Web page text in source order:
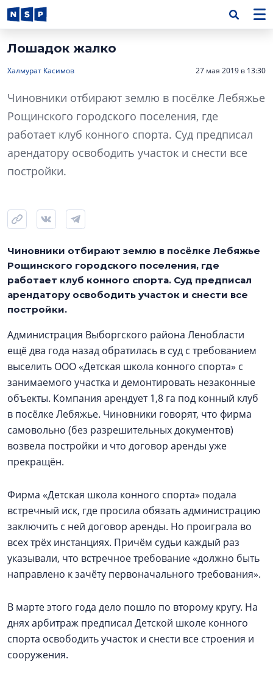
Лошадок жалко
Халмурат Касимов 27 мая 2019 в 13:30
Чиновники отбирают землю в посёлке Лебяжье
Рощинского городского поселения, где
работает клуб конного спорта. Суд предписал
арендатору освободить участок и снести все
постройки.
Чиновники отбирают землю в посёлке Лебяжье
Рощинского городского поселения, где
работает клуб конного спорта. Суд предписал
арендатору освободить участок и снести все
постройки.
Администрация Выборгского района Ленобласти
ещё два года назад обратилась в суд с требованием
выселить ООО «Детская школа конного спорта» с
занимаемого участка и демонтировать незаконные
объекты. Компания арендует 1,8 га под конный клуб
в посёлке Лебяжье. Чиновники говорят, что фирма
самовольно (без разрешительных документов)
возвела постройки и что договор аренды уже
прекращён.
Фирма «Детская школа конного спорта» подала
встречный иск, где просила обязать администрацию
заключить с ней договор аренды. Но проиграла во
всех трёх инстанциях. Причём судьи каждый раз
указывали, что встречное требование «должно быть
направлено к зачёту первоначального требования».
В марте этого года дело пошло по второму кругу. На
днях арбитраж предписал Детской школе конного
спорта освободить участок и снести все строения и
сооружения.